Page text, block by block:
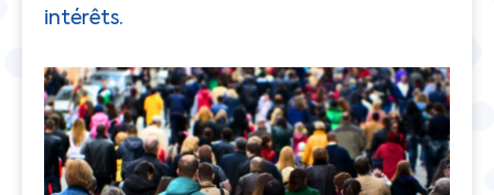
intérêts.